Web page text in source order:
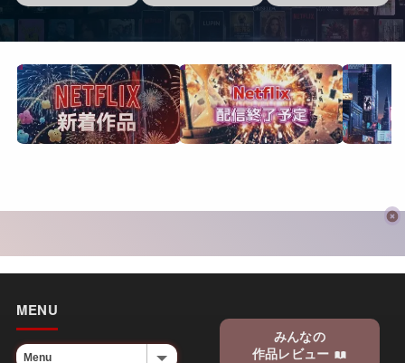
MENU
みんなの
作品レビュー